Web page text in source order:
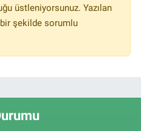
üstleniyorsunuz. Yazılan
şekilde sorumlu